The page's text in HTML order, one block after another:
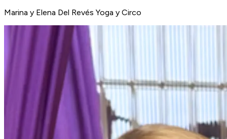
Marina y Elena Del Revés Yoga y Circo